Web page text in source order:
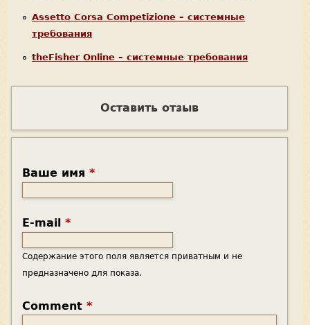
Assetto Corsa Competizione – системные
требования
theFisher Online – системные требования
Оставить отзыв
Ваше имя *
E-mail *
Содержание этого поля является приватным и не
предназначено для показа.
Comment *